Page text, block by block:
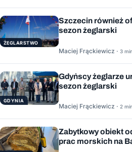
ŻEGLARSTWO
Szczecin również
sezon żeglarski
Maciej Frąckiewicz · 3
GDYNIA
Gdyńscy żeglarze
sezon żeglarski
Maciej Frąckiewicz · 2
Zabytkowy obiekt
prac morskich na